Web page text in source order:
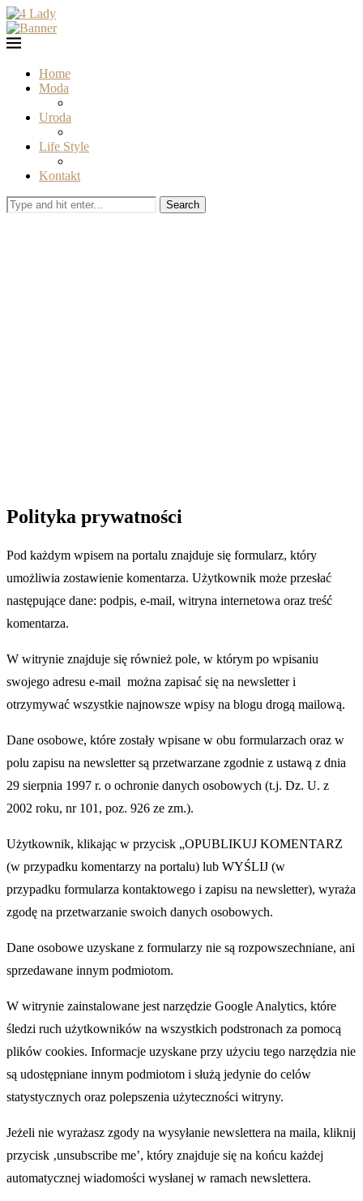
Home
Moda
Uroda
Life Style
Kontakt
Search
Polityka prywatności
Pod każdym wpisem na portalu znajduje się formularz, który
umożliwia zostawienie komentarza. Użytkownik może przesłać
następujące dane: podpis, e-mail, witryna internetowa oraz treść
komentarza.
W witrynie znajduje się również pole, w którym po wpisaniu
swojego adresu e-mail można zapisać się na newsletter i
otrzymywać wszystkie najnowsze wpisy na blogu drogą mailową.
Dane osobowe, które zostały wpisane w obu formularzach oraz w
polu zapisu na newsletter są przetwarzane zgodnie z ustawą z dnia
29 sierpnia 1997 r. o ochronie danych osobowych (t.j. Dz. U. z
2002 roku, nr 101, poz. 926 ze zm.).
Użytkownik, klikając w przycisk „OPUBLIKUJ KOMENTARZ
(w przypadku komentarzy na portalu) lub WYŚLIJ (w
przypadku formularza kontaktowego i zapisu na newsletter), wyraża
zgodę na przetwarzanie swoich danych osobowych.
Dane osobowe uzyskane z formularzy nie są rozpowszechniane, ani
sprzedawane innym podmiotom.
W witrynie zainstalowane jest narzędzie Google Analytics, które
śledzi ruch użytkowników na wszystkich podstronach za pomocą
plików cookies. Informacje uzyskane przy użyciu tego narzędzia nie
są udostępniane innym podmiotom i służą jedynie do celów
statystycznych oraz polepszenia użyteczności witryny.
Jeżeli nie wyrażasz zgody na wysyłanie newslettera na maila, kliknij
przycisk ‚unsubscribe me’, który znajduje się na końcu każdej
automatycznej wiadomości wysłanej w ramach newslettera.